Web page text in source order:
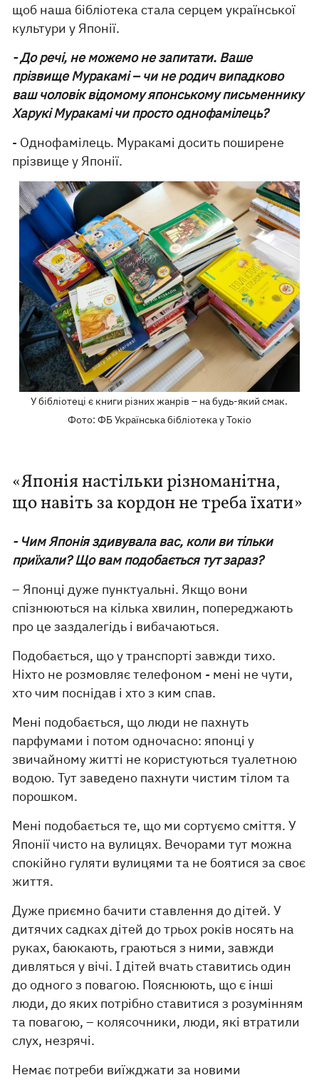
щоб наша бібліотека стала серцем української
культури у Японії.
- До речі, не можемо не запитати. Ваше
прізвище Муракамі – чи не родич випадково
ваш чоловік відомому японському письменнику
Харукі Муракамі чи просто однофамілець?
- Однофамілець. Муракамі досить поширене
прізвище у Японії.
У бібліотеці є книги різних жанрів – на будь-який смак.
Фото: ФБ Українська бібліотека у Токіо
«Японія настільки різноманітна,
що навіть за кордон не треба їхати»
- Чим Японія здивувала вас, коли ви тільки
приїхали? Що вам подобається тут зараз?
– Японці дуже пунктуальні. Якщо вони
спізнюються на кілька хвилин, попереджають
про це заздалегідь і вибачаються.
Подобається, що у транспорті завжди тихо.
Ніхто не розмовляє телефоном - мені не чути,
хто чим поснідав і хто з ким спав.
Мені подобається, що люди не пахнуть
парфумами і потом одночасно: японці у
звичайному житті не користуються туалетною
водою. Тут заведено пахнути чистим тілом та
порошком.
Мені подобається те, що ми сортуємо сміття. У
Японії чисто на вулицях. Вечорами тут можна
спокійно гуляти вулицями та не боятися за своє
життя.
Дуже приємно бачити ставлення до дітей. У
дитячих садках дітей до трьох років носять на
руках, баюкають, граються з ними, завжди
дивляться у вічі. І дітей вчать ставитись один
до одного з повагою. Пояснюють, що є інші
люди, до яких потрібно ставитися з розумінням
та повагою, – колясочники, люди, які втратили
слух, незрячі.
Немає потреби виїжджати за новими